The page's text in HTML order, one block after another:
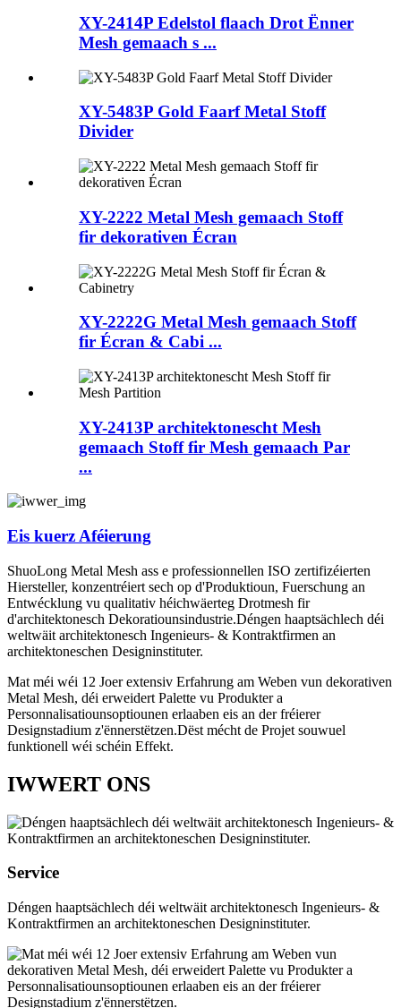
XY-2414P Edelstol flaach Drot Ënner
Mesh gemaach s ...
XY-5483P Gold Faarf Metal Stoff
Divider
XY-2222 Metal Mesh gemaach Stoff
fir dekorativen Écran
XY-2222G Metal Mesh gemaach Stoff
fir Écran & Cabi ...
XY-2413P architektonescht Mesh
gemaach Stoff fir Mesh gemaach Par
...
Eis kuerz Aféierung
ShuoLong Metal Mesh ass e professionnellen ISO zertifizéierten
Hiersteller, konzentréiert sech op d'Produktioun, Fuerschung an
Entwécklung vu qualitativ héichwäerteg Drotmesh fir
d'architektonesch Dekoratiounsindustrie.Déngen haaptsächlech déi
weltwäit architektonesch Ingenieurs- & Kontraktfirmen an
architektoneschen Designinstituter.
Mat méi wéi 12 Joer extensiv Erfahrung am Weben vun dekorativen
Metal Mesh, déi erweidert Palette vu Produkter a
Personnalisatiounsoptiounen erlaaben eis an der fréierer
Designstadium z'ënnerstëtzen.Dëst mécht de Projet souwuel
funktionell wéi schéin Effekt.
IWWERT ONS
Service
Déngen haaptsächlech déi weltwäit architektonesch Ingenieurs- &
Kontraktfirmen an architektoneschen Designinstituter.